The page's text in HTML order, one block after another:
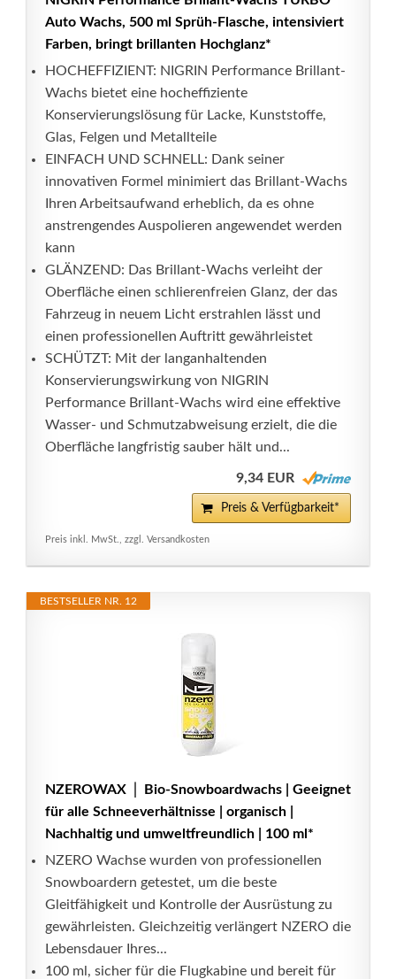
Auto Wachs, 500 ml Sprüh-Flasche, intensiviert
Farben, bringt brillanten Hochglanz*
HOCHEFFIZIENT: NIGRIN Performance Brillant-
Wachs bietet eine hocheffiziente
Konservierungslösung für Lacke, Kunststoffe,
Glas, Felgen und Metallteile
EINFACH UND SCHNELL: Dank seiner
innovativen Formel minimiert das Brillant-Wachs
Ihren Arbeitsaufwand erheblich, da es ohne
anstrengendes Auspolieren angewendet werden
kann
GLÄNZEND: Das Brillant-Wachs verleiht der
Oberfläche einen schlierenfreien Glanz, der das
Fahrzeug in neuem Licht erstrahlen lässt und
einen professionellen Auftritt gewährleistet
SCHÜTZT: Mit der langanhaltenden
Konservierungswirkung von NIGRIN
Performance Brillant-Wachs wird eine effektive
Wasser- und Schmutzabweisung erzielt, die die
Oberfläche langfristig sauber hält und...
9,34 EUR
Preis & Verfügbarkeit*
Preis inkl. MwSt., zzgl. Versandkosten
BESTSELLER NR. 12
NZEROWAX │ Bio-Snowboardwachs | Geeignet
für alle Schneeverhältnisse | organisch |
Nachhaltig und umweltfreundlich | 100 ml*
NZERO Wachse wurden von professionellen
Snowboardern getestet, um die beste
Gleitfähigkeit und Kontrolle der Ausrüstung zu
gewährleisten. Gleichzeitig verlängert NZERO die
Lebensdauer Ihres...
100 ml, sicher für die Flugkabine und bereit für